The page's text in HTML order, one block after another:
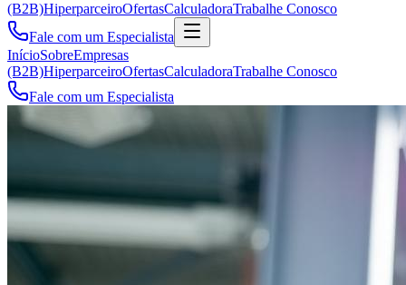
(B2B)HiperparceiroOfertasCalculadoraTrabalhe Conosco
Fale com um Especialista
InícioSobreEmpresas
(B2B)HiperparceiroOfertasCalculadoraTrabalhe Conosco
Fale com um Especialista